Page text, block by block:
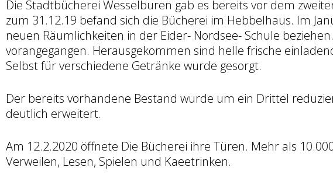
Die Stadtbücherei Wesselburen gab es bereits vor dem
zum 31.12.19 befand sich die Bücherei im Hebbelhaus. Im
neuen Räumlichkeiten in der Eider- Nordsee- Schule
vorangegangen. Herausgekommen sind helle frische
Selbst für verschiedene Getränke wurde gesorgt.
Der bereits vorhandene Bestand wurde um ein Drittel
deutlich erweitert.
Am 12.2.2020 öffnete Die Bücherei ihre Türen. Mehr als
Verweilen, Lesen, Spielen und Kaeetrinken.